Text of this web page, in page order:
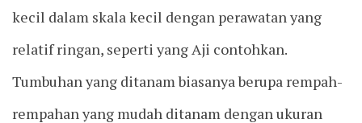
kecil dalam skala kecil dengan perawatan yang
relatif ringan, seperti yang Aji contohkan.
Tumbuhan yang ditanam biasanya berupa rempah-
rempahan yang mudah ditanam dengan ukuran